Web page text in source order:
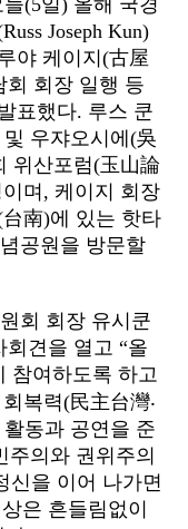
(5일) 올해 국경
Joseph Kun)
야 케이지(古屋
회 회장 일행 등
표했다. 루스 쿤
우쟈오시에(吳
위산포럼(玉山論
며, 케이지 회장
南)에 있는 핫타
공원을 방문할
회 회장 유시쿤
견을 열고 “올
참여하도록 하고
복력(民主台灣‧
동과 공연을 준
주의와 권위주의
신을 이어 나가면
은 흔들림없이